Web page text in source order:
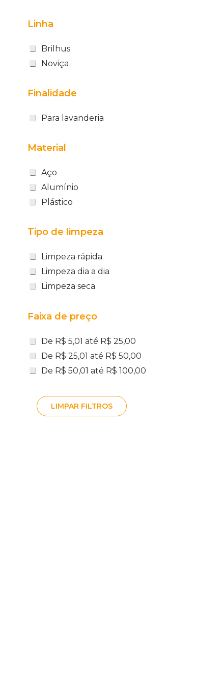
Linha
Brilhus
Noviça
Finalidade
Para lavanderia
Material
Aço
Alumínio
Plástico
Tipo de limpeza
Limpeza rápida
Limpeza dia a dia
Limpeza seca
Faixa de preço
De R$ 5,01 até R$ 25,00
De R$ 25,01 até R$ 50,00
De R$ 50,01 até R$ 100,00
LIMPAR FILTROS